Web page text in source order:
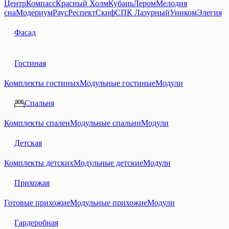
ЦентрКомпассКрасный ХолмКубаньЛеромМелодия
снаМодериумРаусРеспектСкифСПК ЛазурныйУникомЭлегия
Фасад
Гостиная
Комплекты гостиныхМодульные гостиныеМодули
Спальня
Комплекты спаленМодульные спальниМодули
Детская
Комплекты детскихМодульные детскиеМодули
Прихожая
Готовые прихожиеМодульные прихожиеМодули
Гардеробная